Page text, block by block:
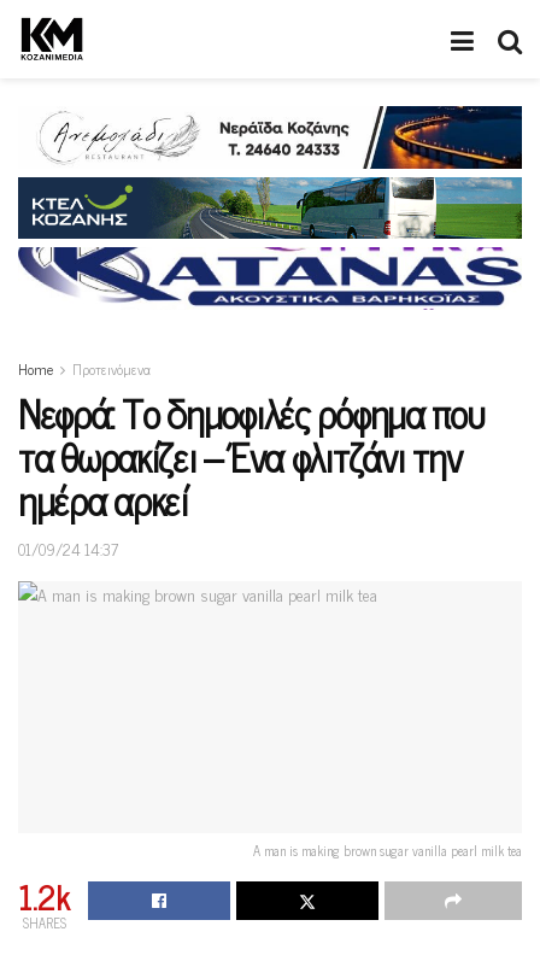
Home Προτεινόμενα
Νεφρά: Το δημοφιλές ρόφημα που
τα θωρακίζει – Ένα φλιτζάνι την
ημέρα αρκεί
01/09/24 14:37
A man is making brown sugar vanilla pearl milk tea
1.2k
SHARES